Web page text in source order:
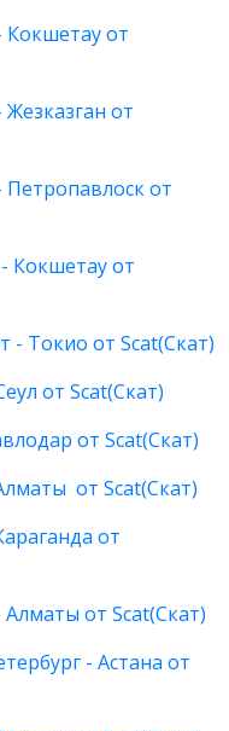
от
от
от
Кокшетау от
Токио от Scat(Скат)
от Scat(Скат)
от Scat(Скат)
от Scat(Скат)
от
от Scat(Скат)
- Астана от